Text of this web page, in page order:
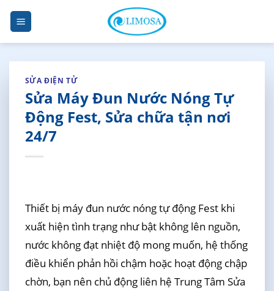
Skip
content
SỬA ĐIỆN TỬ
Sửa Máy Đun Nước Nóng Tự
Động Fest, Sửa chữa tận nơi
24/7
Thiết bị máy đun nước nóng tự động Fest khi
xuất hiện tình trạng như bật không lên nguồn,
nước không đạt nhiệt độ mong muốn, hệ thống
điều khiển phản hồi chậm hoặc hoạt động chập
chờn, bạn nên chủ động liên hệ Trung Tâm Sửa